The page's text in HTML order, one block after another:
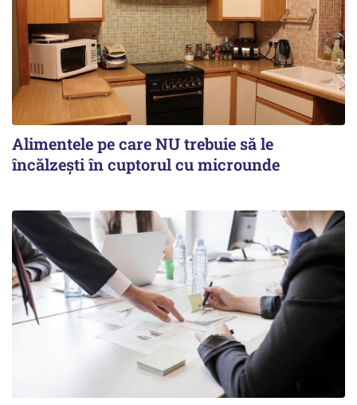
Alimentele pe care NU trebuie să le
încălzeşti în cuptorul cu microunde